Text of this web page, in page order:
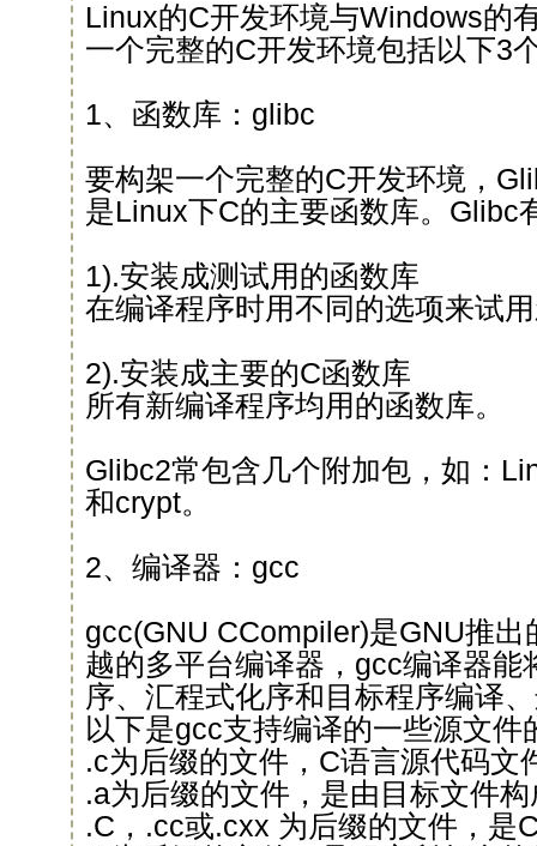
Linux的C开发环境与Windows的
一个完整的C开发环境包括以下3
1、函数库：glibc
要构架一个完整的C开发环境，
是Linux下C的主要函数库。Glibc
1).安装成测试用的函数库
在编译程序时用不同的选项来试
2).安装成主要的C函数库
所有新编译程序均用的函数库。
Glibc2常包含几个附加包，如：
和crypt。
2、编译器：gcc
gcc(GNU CCompiler)是GNU推
越的多平台编译器，gcc编译器能
序、汇程式化序和目标程序编译
以下是gcc支持编译的一些源文件
.c为后缀的文件，C语言源代码文
.a为后缀的文件，是由目标文件
.C，.cc或.cxx 为后缀的文件，是